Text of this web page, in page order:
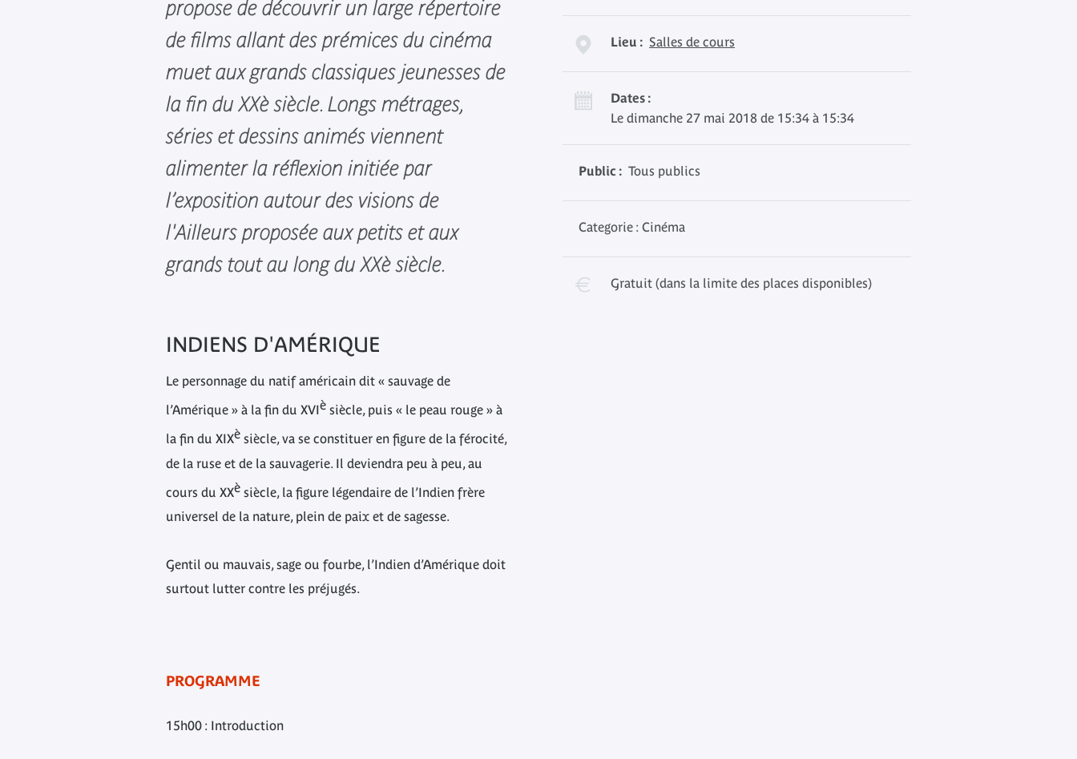
propose de découvrir un large répertoire
de films allant des prémices du cinéma
muet aux grands classiques jeunesses de
la fin du XXè siècle. Longs métrages,
séries et dessins animés viennent
alimenter la réflexion initiée par
l’exposition autour des visions de
l'Ailleurs proposée aux petits et aux
grands tout au long du XXè siècle.
INDIENS D'AMÉRIQUE
Le personnage du natif américain dit « sauvage de
l’Amérique » à la fin du XVIè siècle, puis « le peau rouge » à
la fin du XIXè siècle, va se constituer en figure de la férocité,
de la ruse et de la sauvagerie. Il deviendra peu à peu, au
cours du XXè siècle, la figure légendaire de l’Indien frère
universel de la nature, plein de paix et de sagesse.
Gentil ou mauvais, sage ou fourbe, l’Indien d’Amérique doit
surtout lutter contre les préjugés.
PROGRAMME
15h00 : Introduction
Lieu : Salles de cours
Dates :
Le dimanche 27 mai 2018 de 15:34 à 15:34
Public : Tous publics
Categorie : Cinéma
Gratuit (dans la limite des places disponibles)